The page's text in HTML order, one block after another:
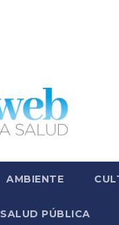
AMBIENTE
SALUD PÚBLICA